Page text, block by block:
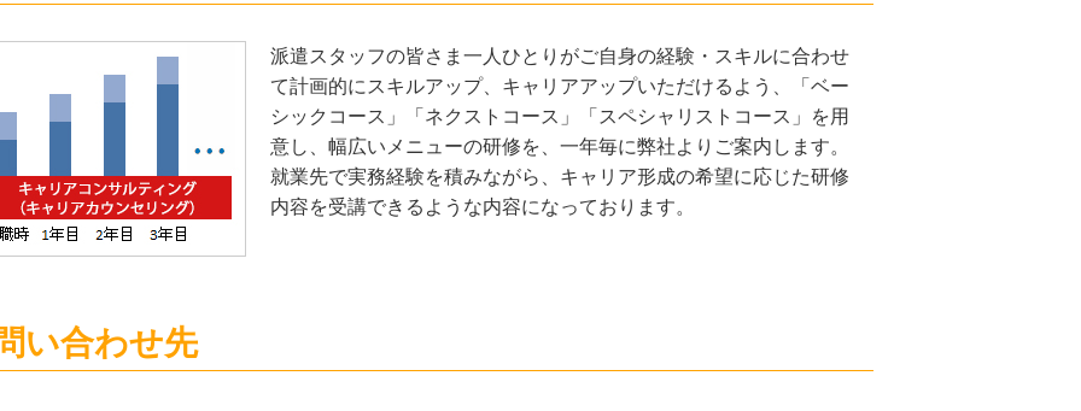
派遣スタッフの皆さま一人ひとりがご自身の経験・スキルに合わせ
て計画的にスキルアップ、キャリアアップいただけるよう、「ベー
シックコース」「ネクストコース」「スペシャリストコース」を用
意し、幅広いメニューの研修を、一年毎に弊社よりご案内します。
就業先で実務経験を積みながら、キャリア形成の希望に応じた研修
内容を受講できるような内容になっております。
い合わせ先